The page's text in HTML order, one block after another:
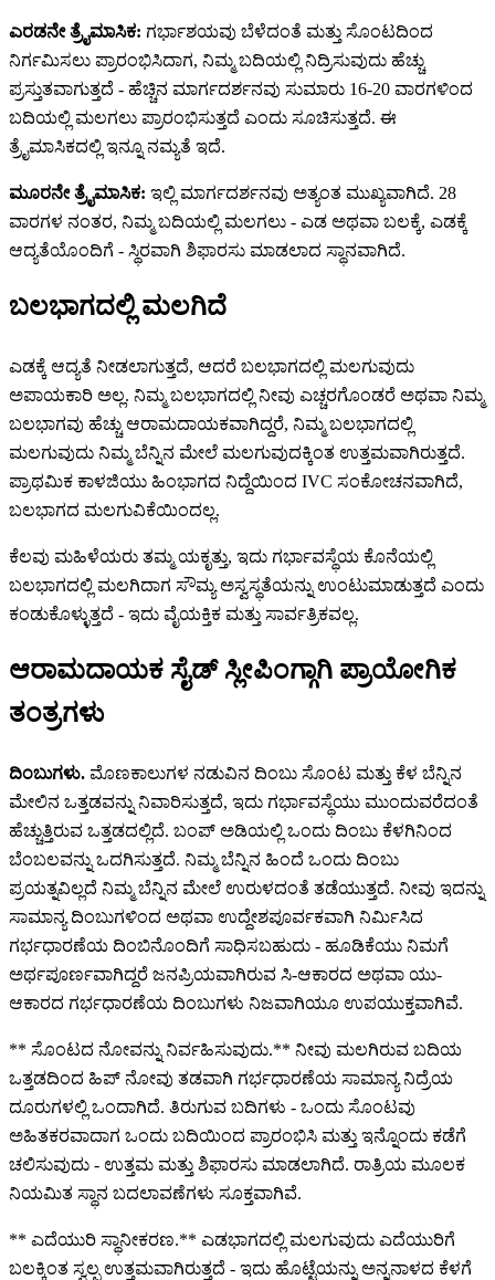
ಎರಡನೇ ತ್ರೈಮಾಸಿಕ: ಗರ್ಭಾಶಯವು ಬೆಳೆದಂತೆ ಮತ್ತು ಸೊಂಟದಿಂದ
ನಿರ್ಗಮಿಸಲು ಪ್ರಾರಂಭಿಸಿದಾಗ, ನಿಮ್ಮ ಬದಿಯಲ್ಲಿ ನಿದ್ರಿಸುವುದು ಹೆಚ್ಚು
ಪ್ರಸ್ತುತವಾಗುತ್ತದೆ - ಹೆಚ್ಚಿನ ಮಾರ್ಗದರ್ಶನವು ಸುಮಾರು 16-20 ವಾರಗಳಿಂದ
ಬದಿಯಲ್ಲಿ ಮಲಗಲು ಪ್ರಾರಂಭಿಸುತ್ತದೆ ಎಂದು ಸೂಚಿಸುತ್ತದೆ. ಈ
ತ್ರೈಮಾಸಿಕದಲ್ಲಿ ಇನ್ನೂ ನಮ್ಯತೆ ಇದೆ.
ಮೂರನೇ ತ್ರೈಮಾಸಿಕ: ಇಲ್ಲಿ ಮಾರ್ಗದರ್ಶನವು ಅತ್ಯಂತ ಮುಖ್ಯವಾಗಿದೆ. 28
ವಾರಗಳ ನಂತರ, ನಿಮ್ಮ ಬದಿಯಲ್ಲಿ ಮಲಗಲು - ಎಡ ಅಥವಾ ಬಲಕ್ಕೆ, ಎಡಕ್ಕೆ
ಆದ್ಯತೆಯೊಂದಿಗೆ - ಸ್ಥಿರವಾಗಿ ಶಿಫಾರಸು ಮಾಡಲಾದ ಸ್ಥಾನವಾಗಿದೆ.
ಬಲಭಾಗದಲ್ಲಿ ಮಲಗಿದೆ
ಎಡಕ್ಕೆ ಆದ್ಯತೆ ನೀಡಲಾಗುತ್ತದೆ, ಆದರೆ ಬಲಭಾಗದಲ್ಲಿ ಮಲಗುವುದು
ಅಪಾಯಕಾರಿ ಅಲ್ಲ. ನಿಮ್ಮ ಬಲಭಾಗದಲ್ಲಿ ನೀವು ಎಚ್ಚರಗೊಂಡರೆ ಅಥವಾ ನಿಮ್ಮ
ಬಲಭಾಗವು ಹೆಚ್ಚು ಆರಾಮದಾಯಕವಾಗಿದ್ದರೆ, ನಿಮ್ಮ ಬಲಭಾಗದಲ್ಲಿ
ಮಲಗುವುದು ನಿಮ್ಮ ಬೆನ್ನಿನ ಮೇಲೆ ಮಲಗುವುದಕ್ಕಿಂತ ಉತ್ತಮವಾಗಿರುತ್ತದೆ.
ಪ್ರಾಥಮಿಕ ಕಾಳಜಿಯು ಹಿಂಭಾಗದ ನಿದ್ದೆಯಿಂದ IVC ಸಂಕೋಚನವಾಗಿದೆ,
ಬಲಭಾಗದ ಮಲಗುವಿಕೆಯಿಂದಲ್ಲ.
ಕೆಲವು ಮಹಿಳೆಯರು ತಮ್ಮ ಯಕೃತ್ತು, ಇದು ಗರ್ಭಾವಸ್ಥೆಯ ಕೊನೆಯಲ್ಲಿ
ಬಲಭಾಗದಲ್ಲಿ ಮಲಗಿದಾಗ ಸೌಮ್ಯ ಅಸ್ವಸ್ಥತೆಯನ್ನು ಉಂಟುಮಾಡುತ್ತದೆ ಎಂದು
ಕಂಡುಕೊಳ್ಳುತ್ತದೆ - ಇದು ವೈಯಕ್ತಿಕ ಮತ್ತು ಸಾರ್ವತ್ರಿಕವಲ್ಲ.
ಆರಾಮದಾಯಕ ಸೈಡ್ ಸ್ಲೀಪಿಂಗ್ಗಾಗಿ ಪ್ರಾಯೋಗಿಕ
ತಂತ್ರಗಳು
ದಿಂಬುಗಳು. ಮೊಣಕಾಲುಗಳ ನಡುವಿನ ದಿಂಬು ಸೊಂಟ ಮತ್ತು ಕೆಳ ಬೆನ್ನಿನ
ಮೇಲಿನ ಒತ್ತಡವನ್ನು ನಿವಾರಿಸುತ್ತದೆ, ಇದು ಗರ್ಭಾವಸ್ಥೆಯು ಮುಂದುವರೆದಂತೆ
ಹೆಚ್ಚುತ್ತಿರುವ ಒತ್ತಡದಲ್ಲಿದೆ. ಬಂಪ್ ಅಡಿಯಲ್ಲಿ ಒಂದು ದಿಂಬು ಕೆಳಗಿನಿಂದ
ಬೆಂಬಲವನ್ನು ಒದಗಿಸುತ್ತದೆ. ನಿಮ್ಮ ಬೆನ್ನಿನ ಹಿಂದೆ ಒಂದು ದಿಂಬು
ಪ್ರಯತ್ನವಿಲ್ಲದೆ ನಿಮ್ಮ ಬೆನ್ನಿನ ಮೇಲೆ ಉರುಳದಂತೆ ತಡೆಯುತ್ತದೆ. ನೀವು ಇದನ್ನು
ಸಾಮಾನ್ಯ ದಿಂಬುಗಳಿಂದ ಅಥವಾ ಉದ್ದೇಶಪೂರ್ವಕವಾಗಿ ನಿರ್ಮಿಸಿದ
ಗರ್ಭಧಾರಣೆಯ ದಿಂಬಿನೊಂದಿಗೆ ಸಾಧಿಸಬಹುದು - ಹೂಡಿಕೆಯು ನಿಮಗೆ
ಅರ್ಥಪೂರ್ಣವಾಗಿದ್ದರೆ ಜನಪ್ರಿಯವಾಗಿರುವ ಸಿ-ಆಕಾರದ ಅಥವಾ ಯು-
ಆಕಾರದ ಗರ್ಭಧಾರಣೆಯ ದಿಂಬುಗಳು ನಿಜವಾಗಿಯೂ ಉಪಯುಕ್ತವಾಗಿವೆ.
** ಸೊಂಟದ ನೋವನ್ನು ನಿರ್ವಹಿಸುವುದು.** ನೀವು ಮಲಗಿರುವ ಬದಿಯ
ಒತ್ತಡದಿಂದ ಹಿಪ್ ನೋವು ತಡವಾಗಿ ಗರ್ಭಧಾರಣೆಯ ಸಾಮಾನ್ಯ ನಿದ್ರೆಯ
ದೂರುಗಳಲ್ಲಿ ಒಂದಾಗಿದೆ. ತಿರುಗುವ ಬದಿಗಳು - ಒಂದು ಸೊಂಟವು
ಅಹಿತಕರವಾದಾಗ ಒಂದು ಬದಿಯಿಂದ ಪ್ರಾರಂಭಿಸಿ ಮತ್ತು ಇನ್ನೊಂದು ಕಡೆಗೆ
ಚಲಿಸುವುದು - ಉತ್ತಮ ಮತ್ತು ಶಿಫಾರಸು ಮಾಡಲಾಗಿದೆ. ರಾತ್ರಿಯ ಮೂಲಕ
ನಿಯಮಿತ ಸ್ಥಾನ ಬದಲಾವಣೆಗಳು ಸೂಕ್ತವಾಗಿವೆ.
** ಎದೆಯುರಿ ಸ್ಥಾನೀಕರಣ.** ಎಡಭಾಗದಲ್ಲಿ ಮಲಗುವುದು ಎದೆಯುರಿಗೆ
ಬಲಕ್ಕಿಂತ ಸ್ವಲ್ಪ ಉತ್ತಮವಾಗಿರುತ್ತದೆ - ಇದು ಹೊಟ್ಟೆಯನ್ನು ಅನ್ನನಾಳದ ಕೆಳಗೆ